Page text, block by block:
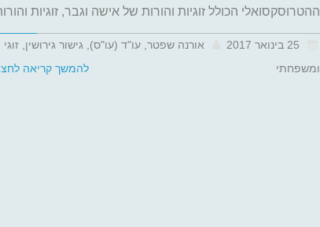
ההטרוסקסואלי הכולל זוגיות והורות של אישה וגבר, זוגיות
אורנה שפטר, עו"ד (עו"ס), גישור גירושין, זוגי
ומשפחתי
להמשך קריאה